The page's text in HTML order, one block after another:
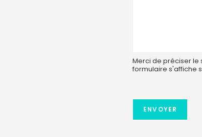
Merci de préciser le
formulaire s'affiche
ENVOYER